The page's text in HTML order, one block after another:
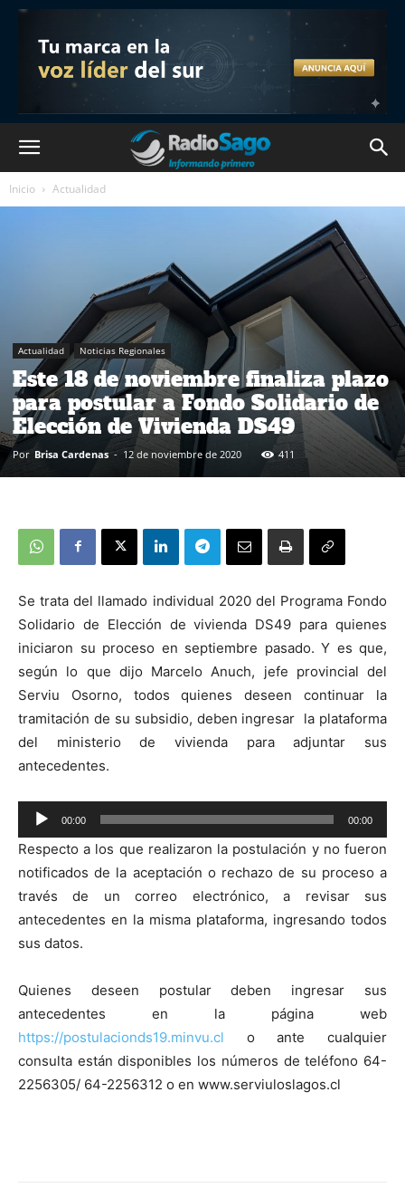
Inicio Actualidad
Actualidad Noticias Regionales
Este 18 de noviembre finaliza plazo
para postular a Fondo Solidario de
Elección de Vivienda DS49
Por Brisa Cardenas - 12 de noviembre de 2020 411
Se trata del llamado individual 2020 del Programa Fondo
Solidario de Elección de vivienda DS49 para quienes
iniciaron su proceso en septiembre pasado. Y es que,
según lo que dijo Marcelo Anuch, jefe provincial del
Serviu Osorno, todos quienes deseen continuar la
tramitación de su subsidio, deben ingresar la plataforma
del ministerio de vivienda para adjuntar sus
antecedentes.
Reproductor
de
audio
00:00 00:00
Respecto a los que realizaron la postulación y no fueron
notificados de la aceptación o rechazo de su proceso a
través de un correo electrónico, a revisar sus
antecedentes en la misma plataforma, ingresando todos
sus datos.
Quienes deseen postular deben ingresar sus
antecedentes en la página web
https://postulacionds19.minvu.cl o ante cualquier
consulta están disponibles los números de teléfono 64-
2256305/ 64-2256312 o en www.serviuloslagos.cl